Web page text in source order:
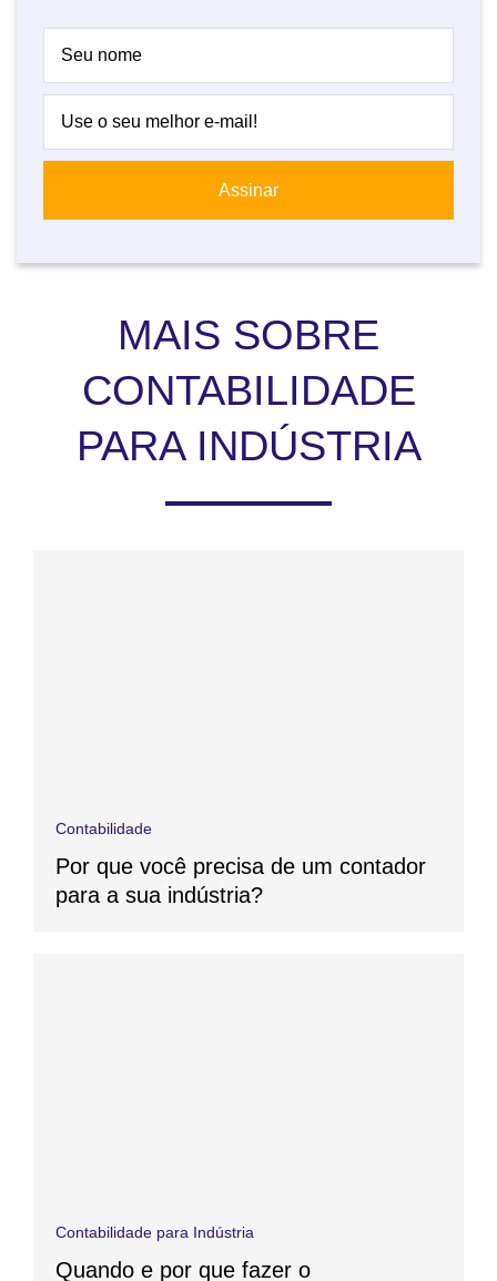
MAIS SOBRE
CONTABILIDADE
PARA INDÚSTRIA
Contabilidade
Por que você precisa de um contador
para a sua indústria?
Contabilidade para Indústria
Quando e por que fazer o